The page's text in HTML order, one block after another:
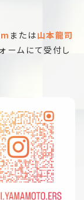
または山本龍司
ームにて受付し